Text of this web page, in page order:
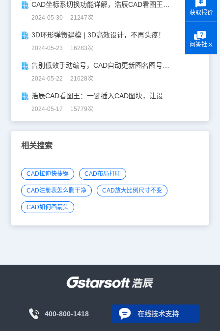
CAD坐标系切换功能详解，浩辰CAD看图王让设计更自由！
2024-05-30 21247次
3D环形弹簧建模 | 3D高效设计，不再头疼！
2024-05-23 16283次
告别低效手动编号，CAD自动更新图名图号轻松搞定！
2024-05-22 21628次
浩辰CAD看图王：一键插入CAD图块，让设计更高效！
2024-05-17 15779次
相关搜索
CAD拉伸快捷键 CAD布局打印
CAD注册表怎么删干净 CAD放大比例尺寸不变
CAD如何画箭头
400-800-1418 在线技术支持
获取报价
问答社区